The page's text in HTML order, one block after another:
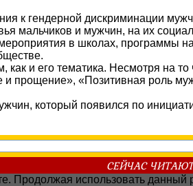
к гендерной дискриминации
мальчиков и мужчин, на их
в школах, программы
и его тематика. Несмотря на
прощение», «Позитивная роль
который появился по
СЕЙЧАС ЧИТАЮТ
Продолжая использовать